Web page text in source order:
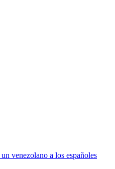
venezolano a los españoles